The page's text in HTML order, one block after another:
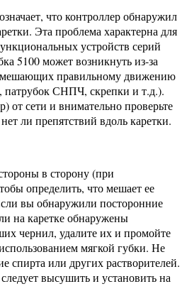
что контроллер обнаружил
Эта проблема характерна для
устройств серий
5100 может возникнуть из-за
мешающих правильному движению
патрубок СНПЧ, скрепки и т.д.).
сети и внимательно проверьте
ли препятствий вдоль каретки.
в сторону (при
определить, что мешает ее
вы обнаружили посторонние
на каретке обнаружены
чернил, удалите их и промойте
мягкой губки. Не
спирта или других растворителей.
высушить и установить на